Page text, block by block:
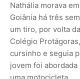
Nathália morava
Goiânia há três
um tiro, por volta
Colégio
cursinho e seguia
jovem foi